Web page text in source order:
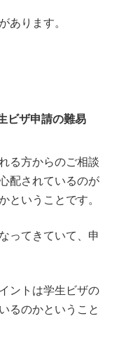
あります。
ビザ申請の難易
る方からのご相談
配されているのが
ということです。
ってきていて、申
ントは学生ビザの
るのかということ